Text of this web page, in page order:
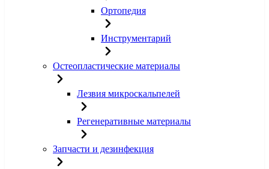
Ортопедия
Инструментарий
Остеопластические материалы
Лезвия микроскальпелей
Регенеративные материалы
Запчасти и дезинфекция